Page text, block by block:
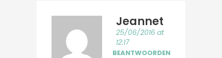
Jeannet
25/06/2016 at
12:17
BEANTWOORDEN